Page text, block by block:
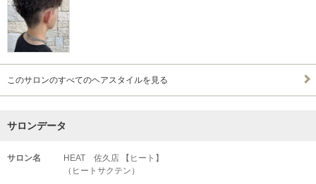
このサロンのすべてのヘアスタイルを見る
サロンデータ
サロン名
HEAT 佐久店 【ヒート】
（ヒートサクテン）